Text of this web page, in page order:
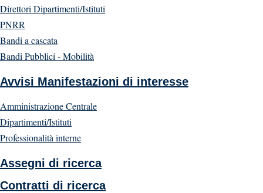
Direttori Dipartimenti/Istituti
PNRR
Bandi a cascata
Bandi Pubblici - Mobilità
Avvisi Manifestazioni di interesse
Amministrazione Centrale
Dipartimenti/Istituti
Professionalità interne
Assegni di ricerca
Contratti di ricerca